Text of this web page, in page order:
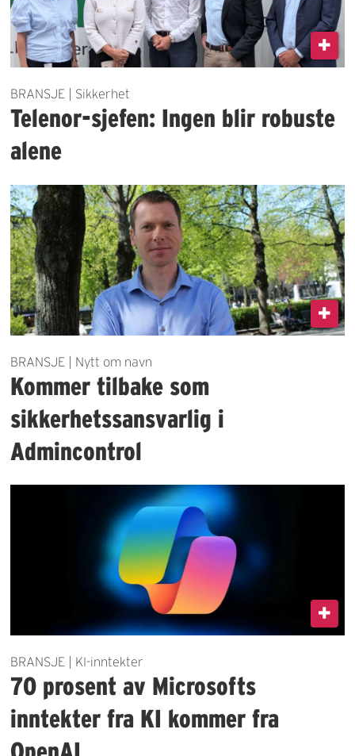
BRANSJE | Sikkerhet
Telenor-sjefen: Ingen blir robuste
alene
BRANSJE | Nytt om navn
Kommer tilbake som
sikkerhetssansvarlig i
Admincontrol
BRANSJE | KI-inntekter
70 prosent av Microsofts
inntekter fra KI kommer fra